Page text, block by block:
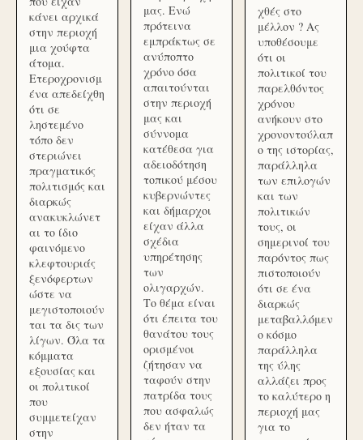
κάνει αρχικά
στην περιοχή
μια χούφτα
άτομα.
Ετεροχρονισμ
ένα απεδείχθη
ότι σε
ληστεμένο
τόπο δεν
στεριώνει
πραγματικός
πολιτισμός και
διαρκώς
ανακυκλώνετ
αι το ίδιο
φαινόμενο
κλεφτουριάς
ξενόφερτων
ώστε να
μεγιστοποιούν
ται τα δις των
λίγων. Όλα τα
κόμματα
εξουσίας και
οι πολιτικοί
που
συμμετείχαν
στην
μας. Ενώ
πρότεινα
εμπράκτως σε
ανύποπτο
χρόνο όσα
απαιτούνται
στην περιοχή
μας και
σύννομα
κατέθεσα για
αδειοδότηση
τοπικού μέσου
κυβερνώντες
και δήμαρχοι
είχαν άλλα
σχέδια
υπηρέτησης
των
ολιγαρχών.
Το θέμα είναι
ότι έπειτα του
θανάτου τους
ορισμένοι
ζήτησαν να
ταφούν στην
πατρίδα τους
που ασφαλώς
δεν ήταν τα
χθές στο
μέλλον ? Ας
υποθέσουμε
ότι οι
πολιτικοί του
παρελθόντος
χρόνου
ανήκουν στο
χρονοντούλαπ
ο της ιστορίας,
παράλληλα
των επιλογών
και των
πολιτικών
τους, οι
σημερινοί του
παρόντος πως
πιστοποιούν
ότι σε ένα
διαρκώς
μεταβαλλόμεν
ο κόσμο
παράλληλα
της ύλης
αλλάζει προς
το καλύτερο η
περιοχή μας
για το